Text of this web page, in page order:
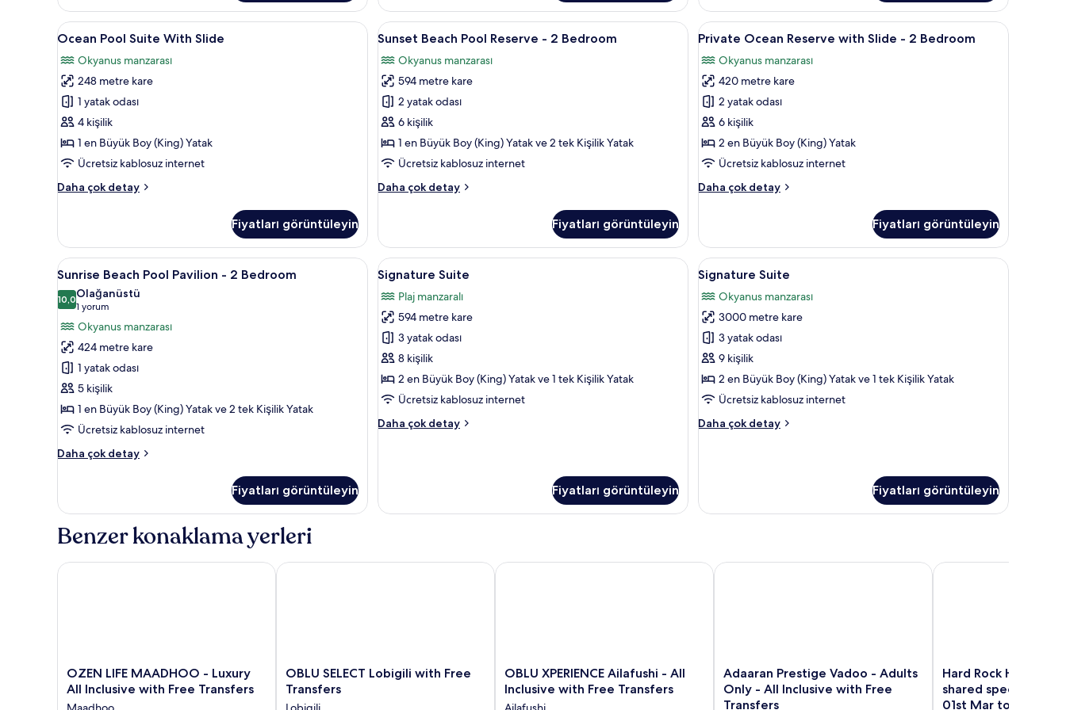
hakkında
daha
fazla
Private
Pool
hakkında
fazla
detay
Pool
hakkında
daha
detay
Ocean
Pool
Suite
With
Slide
için
tüm
fotoğrafları
Ocean Pool Suite With Slide | Mısır pamuklu çarşaf takımı, kaliteli yatak takımı, kuştüyü yorgan
9
Ocean Pool Suite With Slide
Okyanus manzarası
248 metre kare
1 yatak odası
4 kişilik
1 en Büyük Boy (King) Yatak
Ücretsiz kablosuz internet
Daha çok detay
Ocean
Slide
hakkında
daha
fazla
detay
Fiyatları görüntüleyin
Sunset
Beach
Pool
Reserve
-
2
Bedroom
için
fotoğrafları
Sunset Beach Pool Reserve - 2 Bedroom | Odadan manzara
9
Sunset Beach Pool Reserve - 2 Bedroom
Okyanus manzarası
594 metre kare
2 yatak odası
6 kişilik
1 en Büyük Boy (King) Yatak ve 2 tek Kişilik Yatak
Ücretsiz kablosuz internet
Daha çok detay
Sunset
-
Bedroom
hakkında
daha
fazla
detay
Fiyatları görüntüleyin
Private
Ocean
Reserve
with
Slide
-
2
Bedroom
tüm
Private Ocean Reserve with Slide - 2
8
Private Ocean Reserve with Slide - 2 Bedroom
Okyanus manzarası
420 metre kare
2 yatak odası
6 kişilik
2 en Büyük Boy (King) Yatak
Ücretsiz kablosuz internet
Daha çok detay
Private
Slide
2
Bedroom
hakkında
daha
fazla
detay
Fiyatları görüntüleyin
Sunrise
Beach
Pool
Pavilion
-
2
Bedroom
için
tüm
fotoğrafları
görün
Sunrise Beach Pool Pavilion - 2 Bedroom | Odadan manzara
8
Sunrise Beach Pool Pavilion - 2 Bedroom
10,010,0 / 10
Olağanüstü
1 yorum
(1
yorum)
Okyanus manzarası
424 metre kare
1 yatak odası
5 kişilik
1 en Büyük Boy (King) Yatak ve 2 tek Kişilik Yatak
Ücretsiz kablosuz internet
Daha çok detay
Sunrise
-
Bedroom
daha
Fiyatları görüntüleyin
Signature
Suite
için
tüm
fotoğrafları
görün
Signature Suite | Mısır pamuklu çarşaf takımı, kaliteli yatak takımı, kuştüyü yorgan
10
Signature Suite
Plaj manzaralı
594 metre kare
3 yatak odası
8 kişilik
2 en Büyük Boy (King) Yatak ve 1 tek Kişilik Yatak
Ücretsiz kablosuz internet
Daha çok detay
Signature
Fiyatları görüntüleyin
Signature
Suite
için
tüm
fotoğrafları
görün
Signature Suite | Mısır pamuklu çarşaf
27
Signature Suite
Okyanus manzarası
3000 metre kare
3 yatak odası
9 kişilik
2 en Büyük Boy (King) Yatak ve 1 tek Kişilik Yatak
Ücretsiz kablosuz internet
Daha çok detay
Signature
Fiyatları görüntüleyin
Benzer konaklama yerleri
OZEN
LIFE
OZEN LIFE MAADHOO - Luxury
All Inclusive with Free Transfers
OZEN LIFE MAADHOO - Luxury All Inclusive with Free Transfers
OBLU
SELECT
OBLU SELECT Lobigili with Free
Transfers
OBLU SELECT Lobigili with Free Transfers
OBLU
XPERIENCE
OBLU XPERIENCE Ailafushi - All
Inclusive with Free Transfers
OBLU XPERIENCE Ailafushi - All Inclusive with Free Transfers
Adaaran
Prestige
Vadoo
Adaaran Prestige Vadoo - Adults
Only - All Inclusive with Free
Transfers
Adaaran Prestige Vadoo - Adults Only - All Inclusive with
Hard
Rock
Hotel
Hard Rock Hotel
shared speedboat
01st Mar to 31st
Hard Rock Hotel